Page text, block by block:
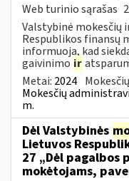
Web turinio sąrašas
Valstybinė mokesčių
Respublikos finansų
informuoja, kad
gaivinimo ir
Metai: 2024
Mokesčių
m.
Dėl Valstybinės
Lietuvos
27 „Dėl pagalbos
mokėtojams,